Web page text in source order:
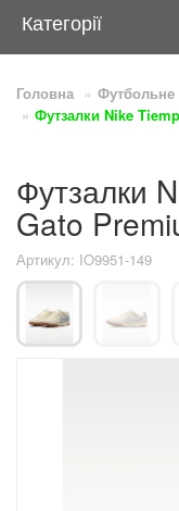
Категорії
Головна Футбольне
Футзалки Nike
Футзалки
Gato
Артикул: IO9951-149